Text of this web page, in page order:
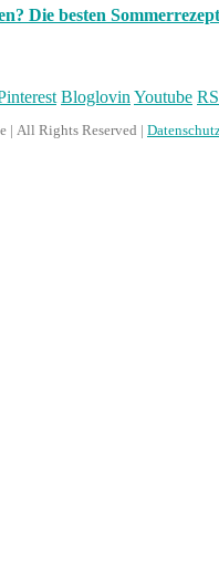
Die besten
Bloglovin Youtube
| All Rights Reserved |